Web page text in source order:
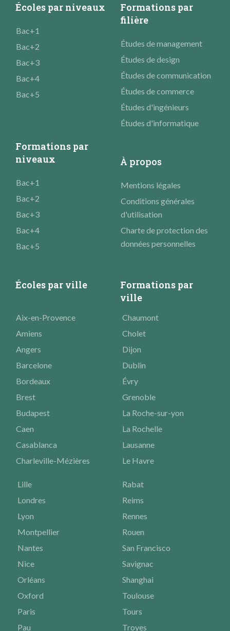
Écoles par niveaux
Bac+1
Bac+2
Bac+3
Bac+4
Bac+5
Formations par
filière
Études de management
Études de design
Études de communication
Études de commerce
Études d'ingénieurs
Études d'informatique
Formations par
niveaux
Bac+1
Bac+2
Bac+3
Bac+4
Bac+5
À propos
Mentions légales
Conditions générales
d'utilisation
Charte de protection des
données personnelles
Écoles par ville
Formations par
ville
Aix-en-Provence
Amiens
Angers
Barcelone
Bordeaux
Brest
Budapest
Caen
Casablanca
Charleville-Mézières
Chaumont
Cholet
Dijon
Dublin
Évry
Grenoble
La Roche-sur-yon
La Rochelle
Lausanne
Le Havre
Lille
Londres
Lyon
Montpellier
Nantes
Nice
Orléans
Oxford
Paris
Pau
Rabat
Reims
Rennes
Rouen
San Francisco
Savignac
Shanghai
Toulouse
Tours
Troyes